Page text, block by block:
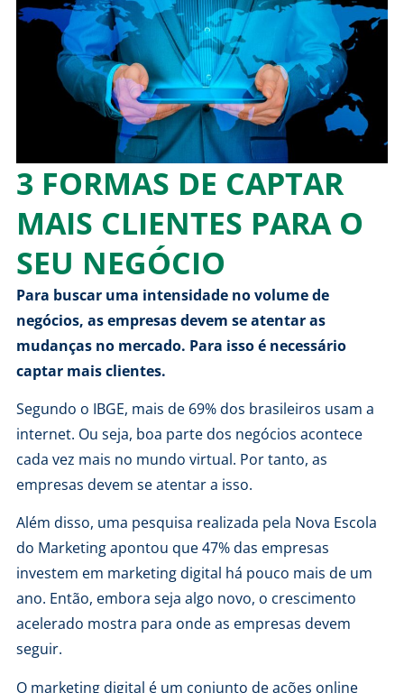
3 FORMAS DE CAPTAR
MAIS CLIENTES PARA O
SEU NEGÓCIO
Para buscar uma intensidade no volume de
negócios, as empresas devem se atentar as
mudanças no mercado. Para isso é necessário
captar mais clientes.
Segundo o IBGE, mais de 69% dos brasileiros usam a
internet. Ou seja, boa parte dos negócios acontece
cada vez mais no mundo virtual. Por tanto, as
empresas devem se atentar a isso.
Além disso, uma pesquisa realizada pela Nova Escola
do Marketing apontou que 47% das empresas
investem em marketing digital há pouco mais de um
ano. Então, embora seja algo novo, o crescimento
acelerado mostra para onde as empresas devem
seguir.
O marketing digital é um conjunto de ações online